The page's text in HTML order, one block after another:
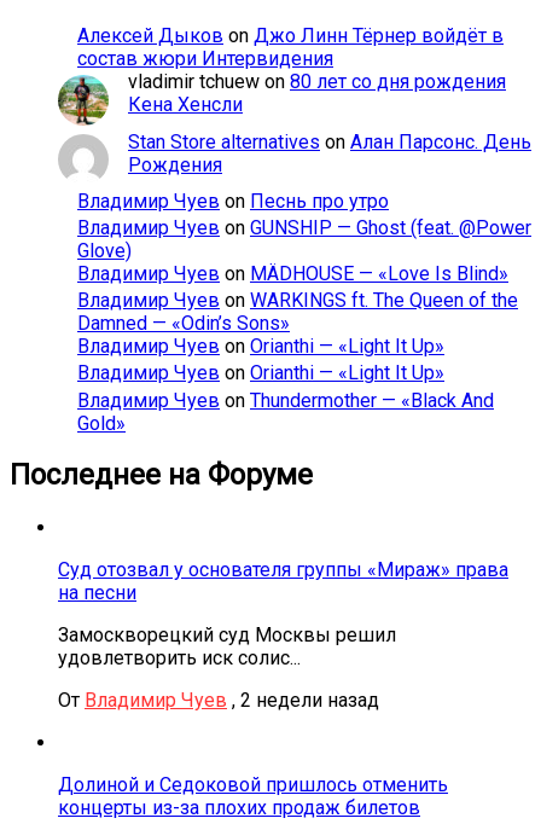
Алексей Дыков on Джо Линн Тёрнер войдёт в
состав жюри Интервидения
vladimir tchuew on 80 лет со дня рождения
Кена Хенсли
Stan Store alternatives on Алан Парсонс. День
Рождения
Владимир Чуев on Песнь про утро
Владимир Чуев on GUNSHIP — Ghost (feat. @Power
Glove)
Владимир Чуев on MÄDHOUSE — «Love Is Blind»
Владимир Чуев on WARKINGS ft. The Queen of the
Damned — «Odin’s Sons»
Владимир Чуев on Orianthi — «Light It Up»
Владимир Чуев on Orianthi — «Light It Up»
Владимир Чуев on Thundermother — «Black And
Gold»
Последнее на Форуме
Суд отозвал у основателя группы «Мираж» права
на песни
Замоскворецкий суд Москвы решил
удовлетворить иск солис...
От Владимир Чуев , 2 недели назад
Долиной и Седоковой пришлось отменить
концерты из-за плохих продаж билетов